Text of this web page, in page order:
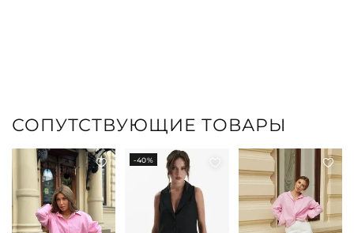
СОПУТСТВУЮЩИЕ ТОВАРЫ
-40%